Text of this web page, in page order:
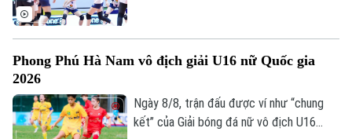
Golf
Sao
Điện ảnh
Thời trang
Âm nhạc
giành chiến thắng ở set đấu đầu tiên.
Phong Phú Hà Nam vô địch giải U16 nữ Quốc gia
2026
Ngày 8/8, trận đấu được ví như “chung
kết” của Giải bóng đá nữ vô địch U16